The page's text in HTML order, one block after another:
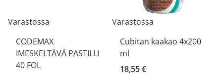
Varastossa
CODEMAX
IMESKELTÄVÄ PASTILLI
40 FOL
Varastossa
Cubitan kaakao 4x200
ml
18,55 €